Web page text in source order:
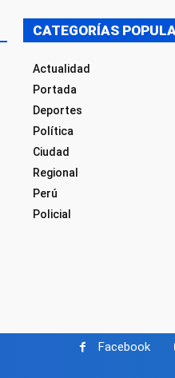
CATEGORÍAS
Actualidad
Portada
Deportes
Política
Ciudad
Regional
Perú
Policial
Facebook